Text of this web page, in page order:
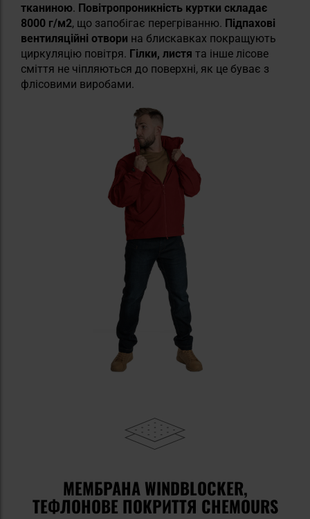
тканиною. Повітропроникність куртки складає
8000 г/м2, що запобігає перегріванню. Підпахові
вентиляційні отвори на блискавках покращують
циркуляцію повітря. Гілки, листя та інше лісове
сміття не чіпляються до поверхні, як це буває з
флісовими виробами.
МЕМБРАНА WINDBLOCKER,
ТЕФЛОНОВЕ ПОКРИТТЯ CHEMOURS